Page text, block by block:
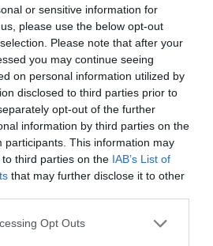
or sensitive information for
please use the below opt-out
Please note that after your
you may continue seeing
on personal information utilized by
disclosed to third parties prior to
opt-out of the further
information by third parties on the
participants. This information may
third parties on the IAB’s List of
that may further disclose it to other
Opt Outs
εδώ
να γίνει κατάθεση σε έναν
GR47 0260 0390 0001 4020
IBAN: GR03 0110 8830 0000